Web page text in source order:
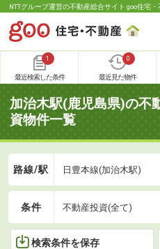
NTTグループ運営の不動産総合サイト goo住宅・
1
最近検索した条件
0
最近見た物件
加治木駅(鹿児島県)の不
資物件一覧
路線/駅 日豊本線(加治木駅)
条件 不動産投資(全て)
検索条件を保存